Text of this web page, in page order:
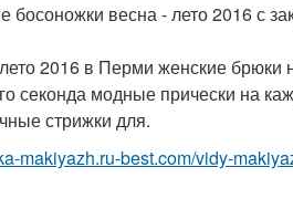
весна - лето 2016 с
2016 в Перми женские брюки
секонда модные прически на
стрижки для.
makiyazh.ru-best.com/vidy-